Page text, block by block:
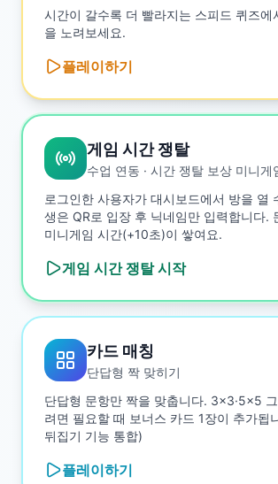
시간이 갈수록 더 빨라지는 스피드 퀴즈에
을 노려보세요.
플레이하기
게임 시간 쟁탈
수업 연동 · 시간 쟁탈 보상 미니게
로그인한 사용자가 대시보드에서 방을 열
생은 QR로 입장 후 닉네임만 입력합니다.
미니게임 시간(+10초)이 쌓여요.
게임 시간 쟁탈시작
카드 매칭
단답형 짝 맞히기
단답형 문항만 짝을 맞춥니다. 3×3·5×5
려면 필요할 때 보너스 카드 1장이 추가됩
뒤집기 기능 통합)
플레이하기